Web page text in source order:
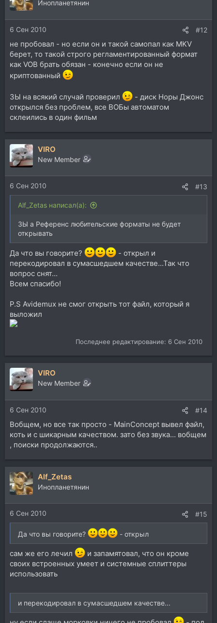
Инопланетянин
6 Сен 2010 #12
не пробовал - но если он и такой самопал как MKV
берет, то такой строго регламентированный формат
как VOB брать обязан - конечно если он не
криптованный
ЗЫ на всякий случай проверил
- диск Норы Джонс
открылся без проблем, все ВОБы автоматом
склеились в один фильм
VIRO
New Member
6 Сен 2010 #13
Alf_Zetas написал(а):
ЗЫ а Референс любительские форматы не будет
открывать
Да что вы говорите?
- открыл и
перекодировал в сумасшедшем качестве...Так что
вопрос снят...
Всем спасибо!
P.S Avidemux не смог открыть тот файл, который я
выложил
Последнее редактирование: 6 Сен 2010
VIRO
New Member
6 Сен 2010 #14
Вобщем, но все так просто - MainConcept вывел файл,
коть и с шикарным качеством. зато без звука... вобщем
, поиски продолжаются..
Alf_Zetas
Инопланетянин
6 Сен 2010 #15
Да что вы говорите? - открыл
сам же его лечил
и запамятовал, что он кроме
своих встроенных умеет и системные сплиттеры
использовать
и перекодировал в сумасшедшем качестве...